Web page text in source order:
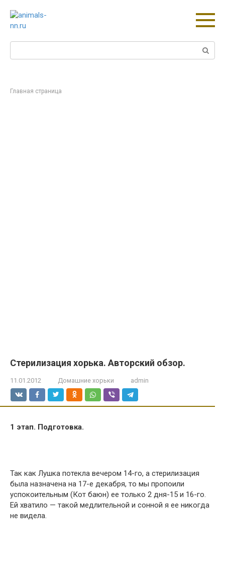
контенту
Поиск:
Главная страница
Стерилизация хорька. Авторский обзор.
11.01.2012 Домашние хорьки admin
1 этап. Подготовка.
Так как Лушка потекла вечером 14-го, а стерилизация
была назначена на 17-е декабря, то мы пропоили
успокоительным (Кот баюн) ее только 2 дня-15 и 16-го.
Ей хватило — такой медлительной и сонной я ее никогда
не видела.